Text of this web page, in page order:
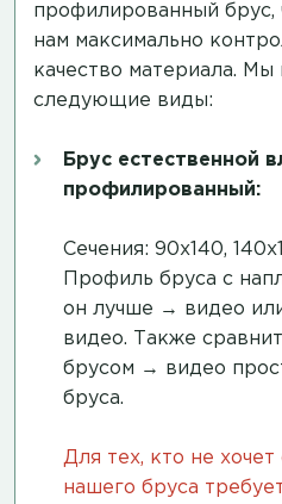
профилированный брус,
нам максимально
качество материала. Мы
следующие виды:
Брус естественной
профилированный:
Сечения: 90х140,
Профиль бруса с
он лучше → видео
видео. Также
брусом → видео
бруса.
Для тех, кто не хочет
нашего бруса